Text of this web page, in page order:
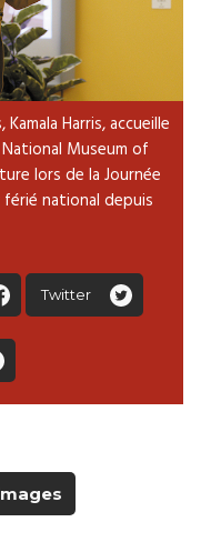
Harris, accueille
Museum of
lors de la Journée
férié national depuis
Twitter